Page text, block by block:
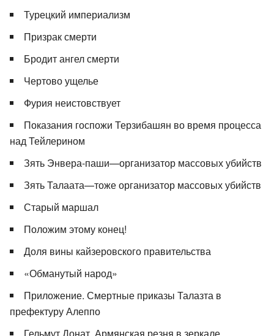
Турецкий империализм
Призрак смерти
Бродит ангел смерти
Чертово ущелье
Фурия неистовствует
Показания госпожи Терзибашян во время процесса
над Тейлерином
Зять Энвера-паши—организатор массовых убийств
Зять Талаата—тоже организатор массовых убийств
Старый маршал
Положим этому конец!
Доля вины кайзеровского правительства
«Обманутый народ»
Приложение. Смертные приказы Талазта в
префектуру Алеппо
Гельмут Донат. Армянская резня в зеркале